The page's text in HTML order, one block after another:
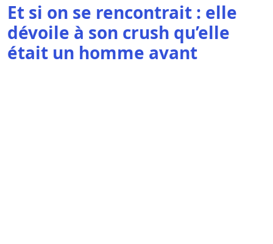
Et si on se rencontrait : elle
dévoile à son crush qu’elle
était un homme avant